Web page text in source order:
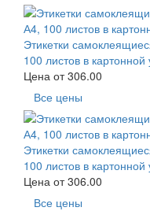
Этикетки
100 листов в картонной
Цена от306.00
Все цены
Этикетки
100 листов в картонной
Цена от306.00
Все цены